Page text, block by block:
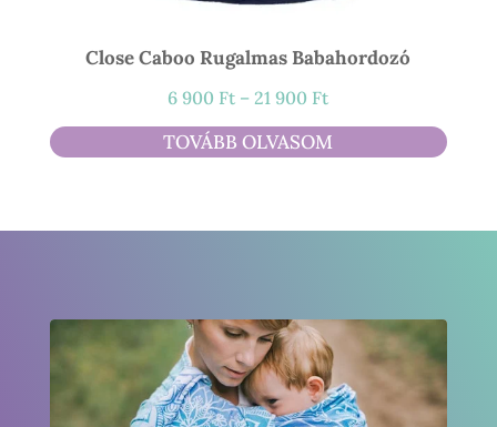
Close Caboo Rugalmas Babahordozó
6 900 Ft – 21 900 FtÁrtartomány:
6
900 Ft
TOVÁBB OLVASOM